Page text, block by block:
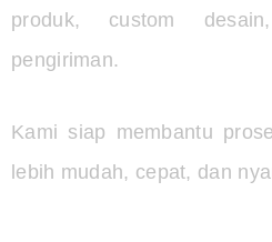
produk, custom
pengiriman.
Kami siap membantu
lebih mudah, cepat, dan